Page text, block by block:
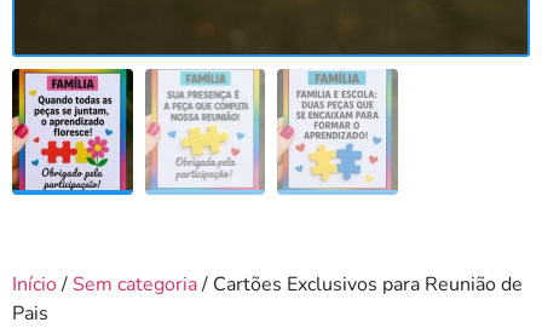
Início/ Sem categoria/ Cartões Exclusivos para Reunião de
Pais